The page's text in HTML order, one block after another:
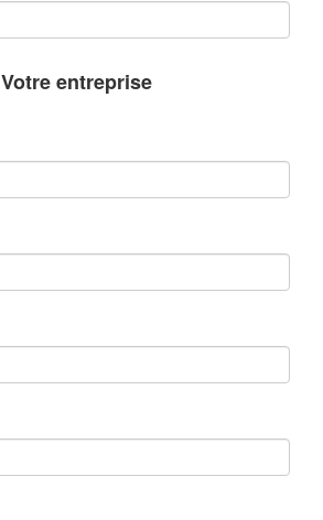
Votre entreprise